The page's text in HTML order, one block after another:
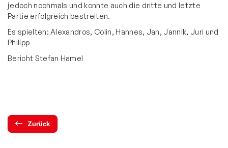
jedoch nochmals und konnte auch die dritte und letzte
Partie erfolgreich bestreiten.
Es spielten: Alexandros, Colin, Hannes, Jan, Jannik, Juri und
Philipp
Bericht Stefan Hamel
Zurück